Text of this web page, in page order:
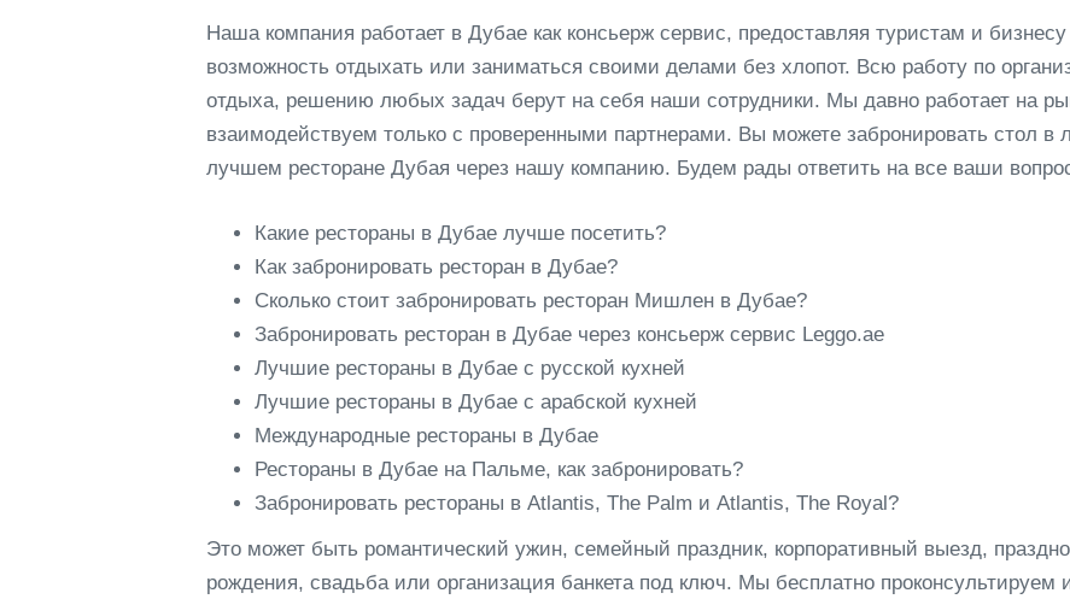
Наша компания работает в Дубае как консьерж сервис, предоставляя туристам и бизнесу
возможность отдыхать или заниматься своими делами без хлопот. Всю работу по
отдыха, решению любых задач берут на себя наши сотрудники. Мы давно работает на
взаимодействуем только с проверенными партнерами. Вы можете забронировать стол в
лучшем ресторане Дубая через нашу компанию. Будем рады ответить на все ваши
Какие рестораны в Дубае лучше посетить?
Как забронировать ресторан в Дубае?
Сколько стоит забронировать ресторан Мишлен в Дубае?
Забронировать ресторан в Дубае через консьерж сервис Leggo.ae
Лучшие рестораны в Дубае с русской кухней
Лучшие рестораны в Дубае с арабской кухней
Международные рестораны в Дубае
Рестораны в Дубае на Пальме, как забронировать?
Забронировать рестораны в Atlantis, The Palm и Atlantis, The Royal?
Это может быть романтический ужин, семейный праздник, корпоративный выезд,
рождения, свадьба или организация банкета под ключ. Мы бесплатно проконсультируем